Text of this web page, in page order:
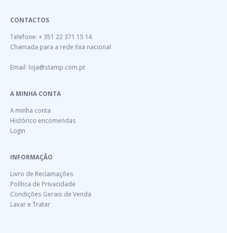
CONTACTOS
Telefone: + 351 22 371 15 14
Chamada para a rede fixa nacional
Email: loja@stamp.com.pt
A MINHA CONTA
A minha conta
Histórico encomendas
Login
INFORMAÇÃO
Livro de Reclamações
Política de Privacidade
Condições Gerais de Venda
Lavar e Tratar